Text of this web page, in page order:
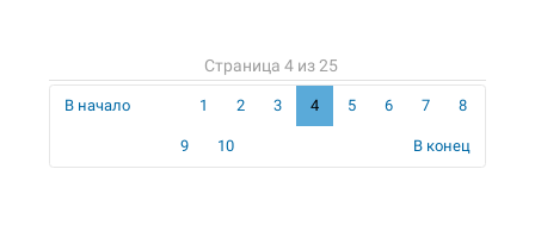
Страница 4 из 25
В начало 1 2 3 4 5 6 7 8
9 10 В конец